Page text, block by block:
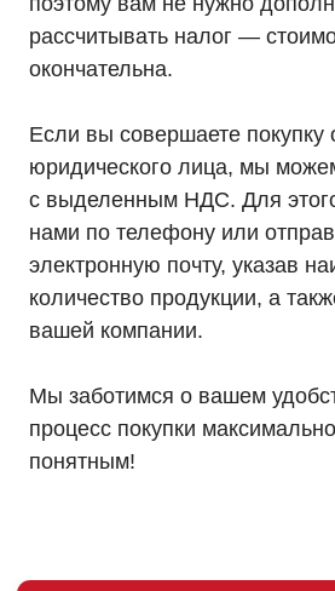
рассчитывать налог —
окончательна.
Если вы совершаете покупку
юридического лица, мы
с выделенным НДС. Для
нами по телефону или
электронную почту, указав
количество продукции, а
вашей компании.
Мы заботимся о вашем
процесс покупки
понятным!